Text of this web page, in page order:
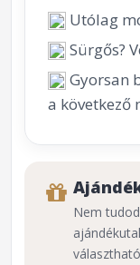
Utólag
Sürgős?
Gyorsan
a következő
Nem